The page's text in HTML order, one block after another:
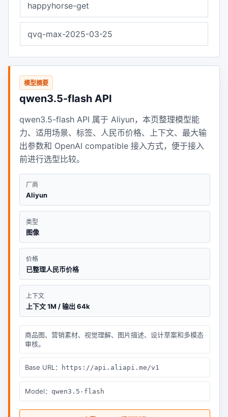
happyhorse-get
qvq-max-2025-03-25
模型摘要
qwen3.5-flash API
qwen3.5-flash API 属于 Aliyun，本页整理模型能
力、适用场景、标签、人民币价格、上下文、最大输
出参数和 OpenAI compatible 接入方式，便于接入
前进行选型比较。
厂商
Aliyun
类型
图像
价格
已整理人民币价格
上下文
上下文 1M / 输出 64k
商品图、营销素材、视觉理解、图片描述、设计草案和多模态
审核。
Base URL： https://api.aliapi.me/v1
Model： qwen3.5-flash